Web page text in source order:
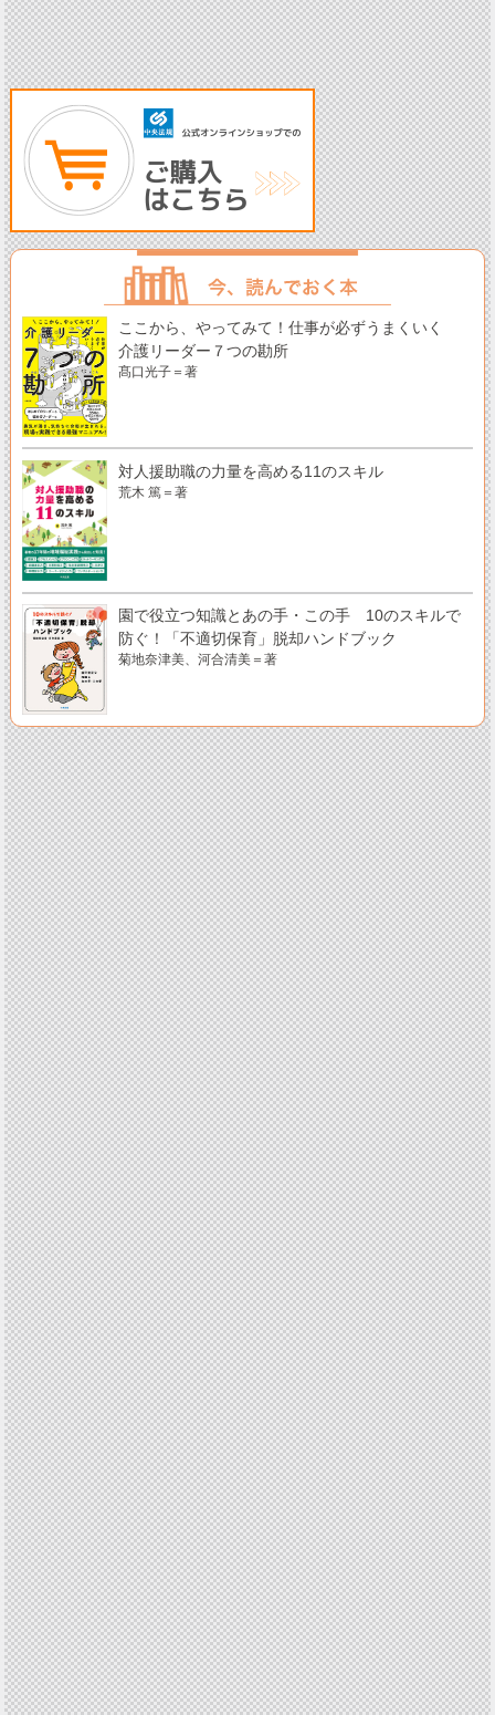
ここから、やってみて！仕事が必ずうまくいく
介護リーダー７つの勘所
髙口光子＝著
対人援助職の力量を高める11のスキル
荒木 篤＝著
園で役立つ知識とあの手・この手 10のスキルで
防ぐ！「不適切保育」脱却ハンドブック
菊地奈津美、河合清美＝著